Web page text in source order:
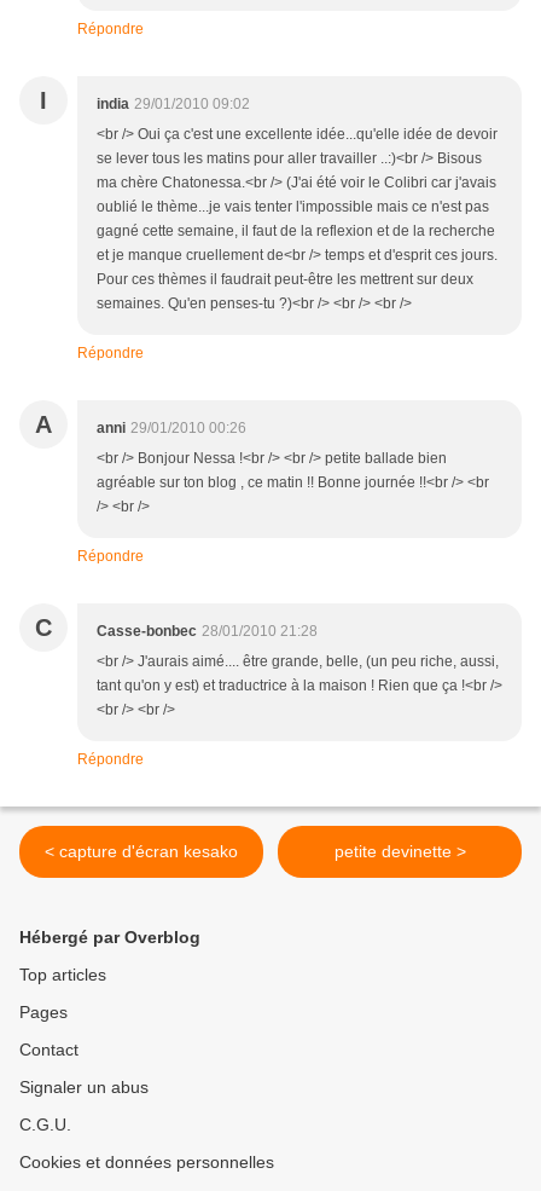
Répondre
I india 29/01/2010 09:02
<br /> Oui ça c'est une excellente idée...qu'elle idée de devoir
se lever tous les matins pour aller travailler ..:)<br /> Bisous
ma chère Chatonessa.<br /> (J'ai été voir le Colibri car j'avais
oublié le thème...je vais tenter l'impossible mais ce n'est pas
gagné cette semaine, il faut de la reflexion et de la recherche
et je manque cruellement de<br /> temps et d'esprit ces jours.
Pour ces thèmes il faudrait peut-être les mettrent sur deux
semaines. Qu'en penses-tu ?)<br /> <br /> <br />
Répondre
A anni 29/01/2010 00:26
<br /> Bonjour Nessa !<br /> <br /> petite ballade bien
agréable sur ton blog , ce matin !! Bonne journée !!<br /> <br
/> <br />
Répondre
C Casse-bonbec 28/01/2010 21:28
<br /> J'aurais aimé.... être grande, belle, (un peu riche, aussi,
tant qu'on y est) et traductrice à la maison ! Rien que ça !<br />
<br /> <br />
Répondre
< capture d'écran kesako petite devinette >
Hébergé par Overblog
Top articles
Pages
Contact
Signaler un abus
C.G.U.
Cookies et données personnelles